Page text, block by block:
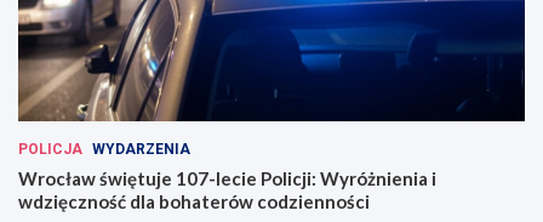
POLICJA WYDARZENIA
Wrocław świętuje 107-lecie Policji: Wyróżnienia i
wdzięczność dla bohaterów codzienności